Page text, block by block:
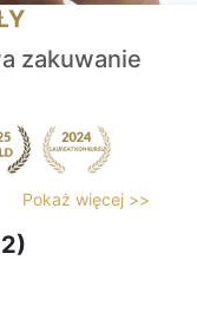
zakuwanie
Pokaż więcej >>